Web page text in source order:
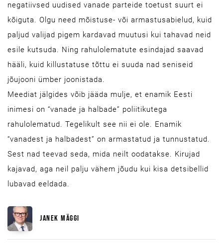
negatiivsed uudised vanade parteide toetust suurt ei
kõiguta. Olgu need mõistuse- või armastusabielud, kuid
paljud valijad pigem kardavad muutusi kui tahavad neid
esile kutsuda. Ning rahulolematute esindajad saavad
hääli, kuid killustatuse tõttu ei suuda nad seniseid
jõujooni ümber joonistada.
Meediat jälgides võib jääda mulje, et enamik Eesti
inimesi on “vanade ja halbade” poliitikutega
rahulolematud. Tegelikult see nii ei ole. Enamik
“vanadest ja halbadest” on armastatud ja tunnustatud.
Sest nad teevad seda, mida neilt ­oodatakse. Kirujad
kajavad, aga neil palju vähem jõudu kui kisa detsibellid
lubavad eeldada.
JANEK MÄGGI